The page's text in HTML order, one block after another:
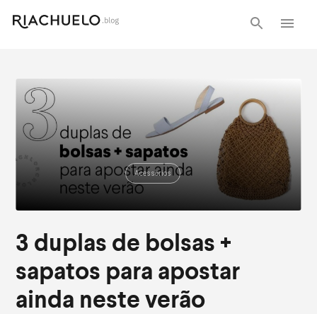
Acessórios
3 duplas de bolsas +
sapatos para apostar
ainda neste verão